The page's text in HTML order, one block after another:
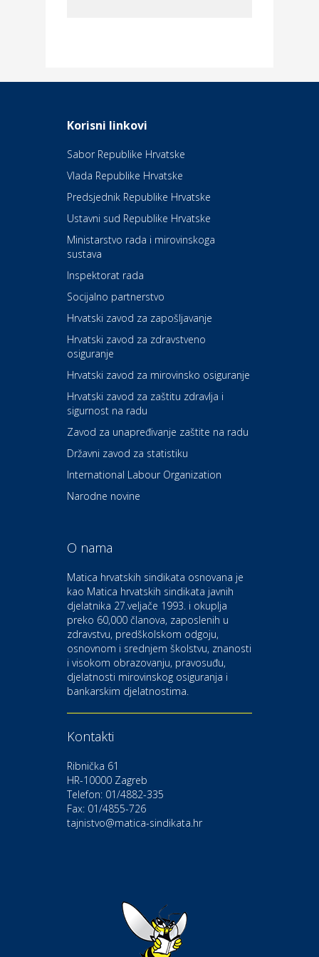
Daruvarske toplice – ljekovita
Kultura i edukacija
Kazalište Kerempuh
Kultura i edukacija
Kazalište ZKM
Auto-moto i tehnika
Zdravlje i osiguranje
Povoljnosti
Dental Sudar
Dom i dizajn
Euro-vrt – kosilice, motorne
Odmor
Bistrica
Auto-moto i tehnika
CIAK Auto d.o.o.
Kultura i edukacija
Kazalište Gavella
Moda i ljepota
Gastro
Hotel Bunčić Vrbovec
Izletište i vinotočje VINIA
Korisni linkovi
Sabor Republike Hrvatske
Vlada Republike Hrvatske
Predsjednik Republike Hrvatske
Ustavni sud Republike Hrvatske
Ministarstvo rada i mirovinskoga
sustava
Inspektorat rada
Socijalno partnerstvo
Hrvatski zavod za zapošljavanje
Hrvatski zavod za zdravstveno
osiguranje
Hrvatski zavod za mirovinsko osiguranje
Hrvatski zavod za zaštitu zdravlja i
sigurnost na radu
Zavod za unapređivanje zaštite na radu
Državni zavod za statistiku
International Labour Organization
Narodne novine
O nama
Matica hrvatskih sindikata osnovana je
kao Matica hrvatskih sindikata javnih
djelatnika 27.veljače 1993. i okuplja
preko 60,000 članova, zaposlenih u
zdravstvu, predškolskom odgoju,
osnovnom i srednjem školstvu, znanosti
i visokom obrazovanju, pravosuđu,
djelatnosti mirovinskog osiguranja i
bankarskim djelatnostima.
Kontakti
Ribnička 61
HR-10000 Zagreb
Telefon: 01/4882-335
Fax: 01/4855-726
tajnistvo@matica-sindikata.hr